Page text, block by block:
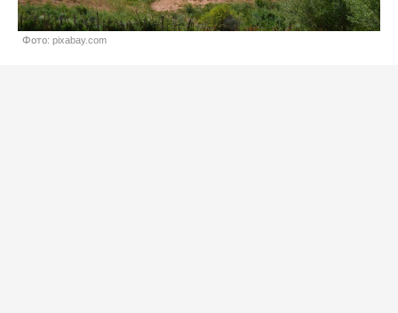
Фото: pixabay.com